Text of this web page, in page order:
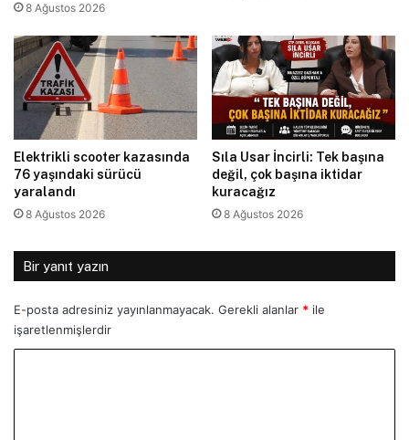
8 Ağustos 2026
Elektrikli scooter kazasında
76 yaşındaki sürücü
yaralandı
8 Ağustos 2026
Sıla Usar İncirli: Tek başına
değil, çok başına iktidar
kuracağız
8 Ağustos 2026
Bir yanıt yazın
E-posta adresiniz yayınlanmayacak. Gerekli alanlar * ile
işaretlenmişlerdir